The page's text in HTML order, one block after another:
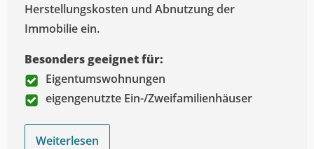
Herstellungskosten und Abnutzung der
Immobilie ein.
Besonders geeignet für:
Eigentumswohnungen
eigengenutzte Ein-/Zweifamilienhäuser
Weiterlesen